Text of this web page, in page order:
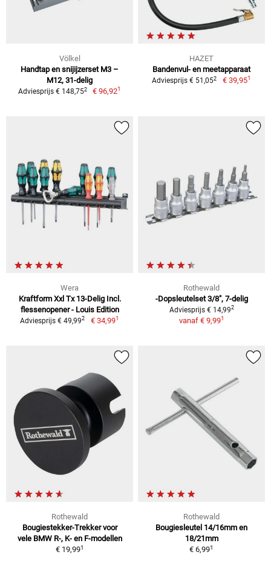
Völkel
Handtap en snijijzerset M3 –
M12, 31-delig
Adviesprijs € 148,752 € 96,921
HAZET
Bandenvul- en meetapparaat
Adviesprijs € 51,052 € 39,951
Wera
Kraftform Xxl Tx 13-Delig Incl.
flessenopener - Louis Edition
Adviesprijs € 49,992 € 34,991
Rothewald
-Dopsleutelset 3/8", 7-delig
Adviesprijs € 14,992
vanaf € 9,991
Rothewald
Bougiestekker-Trekker voor
vele BMW R-, K- en F-modellen
€ 19,991
Rothewald
Bougiesleutel 14/16mm en
18/21mm
€ 6,991